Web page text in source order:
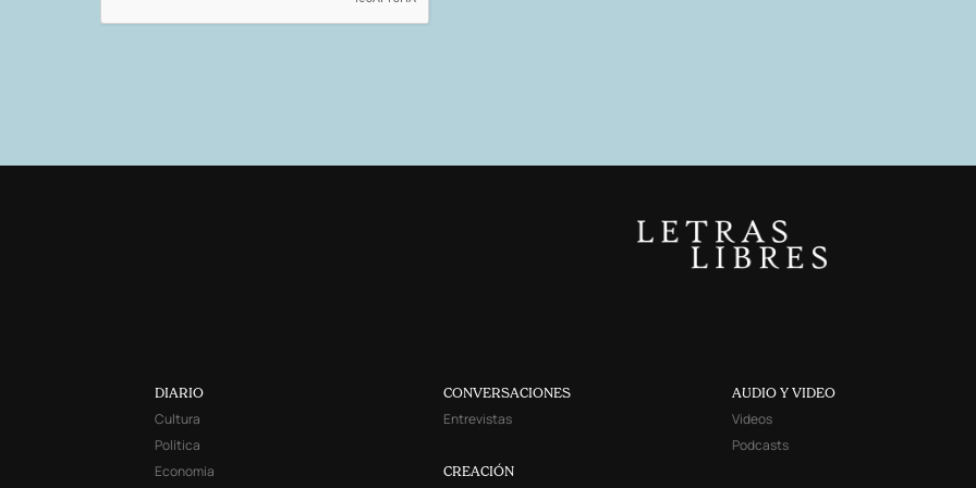
DIARIO
Cultura
Política
Economía
CONVERSACIONES
Entrevistas
CREACIÓN
AUDIO Y VIDEO
Videos
Podcasts